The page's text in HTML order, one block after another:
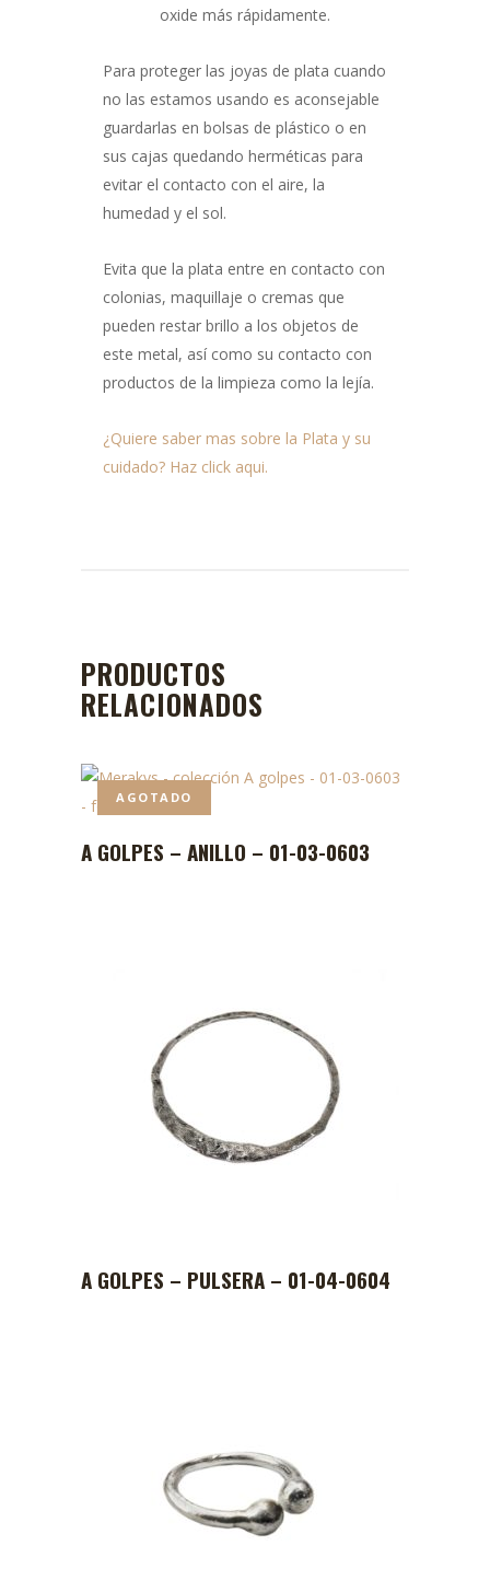
oxide más rápidamente.
Para proteger las joyas de plata cuando
no las estamos usando es aconsejable
guardarlas en bolsas de plástico o en
sus cajas quedando herméticas para
evitar el contacto con el aire, la
humedad y el sol.
Evita que la plata entre en contacto con
colonias, maquillaje o cremas que
pueden restar brillo a los objetos de
este metal, así como su contacto con
productos de la limpieza como la lejía.
¿Quiere saber mas sobre la Plata y su
cuidado? Haz click aqui.
PRODUCTOS
RELACIONADOS
AGOTADO
A GOLPES – ANILLO – 01-03-0603
A GOLPES – PULSERA – 01-04-0604